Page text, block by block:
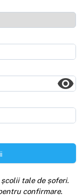
tale de șoferi.
confirmare.